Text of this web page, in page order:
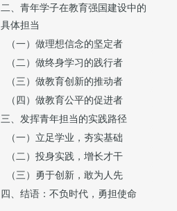
二、青年学子在教育强国建设中的
具体担当
（一）做理想信念的坚定者
（二）做终身学习的践行者
（三）做教育创新的推动者
（四）做教育公平的促进者
三、发挥青年担当的实践路径
（一）立足学业，夯实基础
（二）投身实践，增长才干
（三）勇于创新，敢为人先
四、结语：不负时代，勇担使命